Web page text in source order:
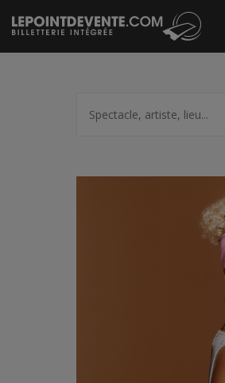
Passer
au
contenu
artiste,
lieu...